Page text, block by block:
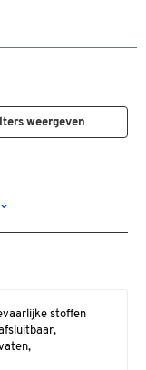
weergeven
stoffen